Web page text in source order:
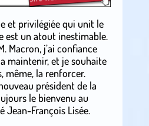
et privilégiée qui unit le
est un atout inestimable.
Macron, j’ai confiance
maintenir, et je souhaite
même, la renforcer.
président de la
le bienvenu au
Jean-François Lisée.